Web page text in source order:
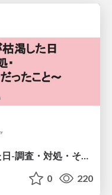
php-fpmのプロセスが枯渇した日-調査・対処・そして本当にやるべきだったこと-
0 220